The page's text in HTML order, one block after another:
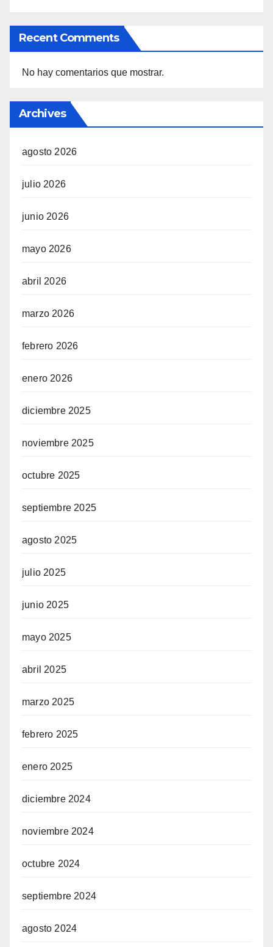
Recent Comments
No hay comentarios que mostrar.
Archives
agosto 2026
julio 2026
junio 2026
mayo 2026
abril 2026
marzo 2026
febrero 2026
enero 2026
diciembre 2025
noviembre 2025
octubre 2025
septiembre 2025
agosto 2025
julio 2025
junio 2025
mayo 2025
abril 2025
marzo 2025
febrero 2025
enero 2025
diciembre 2024
noviembre 2024
octubre 2024
septiembre 2024
agosto 2024